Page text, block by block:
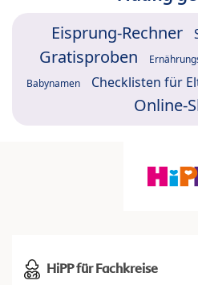
Eisprung-Rechner
Gratisproben
Babynamen Checklisten für
Online-
HiPP für Fachkreise